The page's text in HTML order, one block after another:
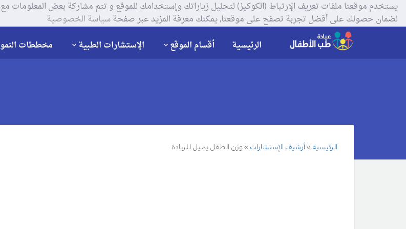
لضمان حصولك على أفضل تجربة تصفح على موقعنا, يمكنك معرفة المزيد عبر صفحةسياسة الخصوصية
الرئيسية أقسام الموقع الإستشارات الطبية مخططات النمو
الرئيسية أرشيف الإستشارات وزن الطفل يميل للزيادة